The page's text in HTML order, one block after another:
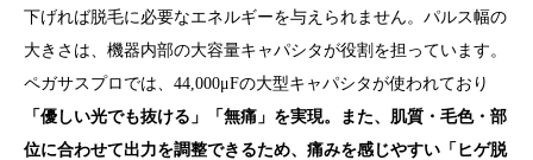
下げれば脱毛に必要なエネルギーを与えられません。パルス幅の
大きさは、機器内部の大容量キャパシタが役割を担っています。
ペガサスプロでは、44,000μFの大型キャパシタが使われており
「優しい光でも抜ける」「無痛」を実現。また、肌質・毛色・部
位に合わせて出力を調整できるため、痛みを感じやすい「ヒゲ脱